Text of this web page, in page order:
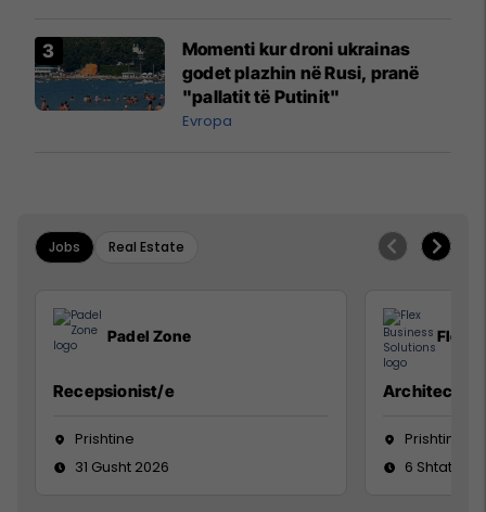
Momenti kur droni ukrainas
godet plazhin në Rusi, pranë
"pallatit të Putinit"
Evropa
Jobs Real Estate
Padel Zone
Recepsionist/e
Prishtine
31 Gusht 2026
Flex
Architect
Prishtinë
6 Shtator